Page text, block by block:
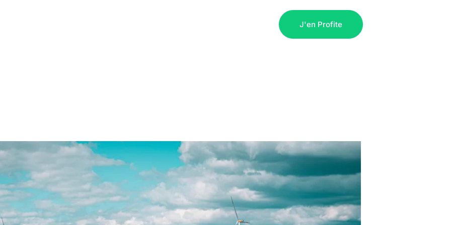
J'en Profite